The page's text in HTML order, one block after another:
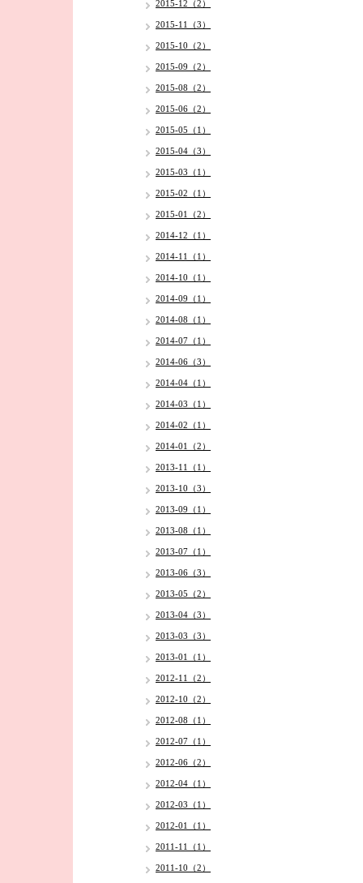
2015-12（2）
2015-11（3）
2015-10（2）
2015-09（2）
2015-08（2）
2015-06（2）
2015-05（1）
2015-04（3）
2015-03（1）
2015-02（1）
2015-01（2）
2014-12（1）
2014-11（1）
2014-10（1）
2014-09（1）
2014-08（1）
2014-07（1）
2014-06（3）
2014-04（1）
2014-03（1）
2014-02（1）
2014-01（2）
2013-11（1）
2013-10（3）
2013-09（1）
2013-08（1）
2013-07（1）
2013-06（3）
2013-05（2）
2013-04（3）
2013-03（3）
2013-01（1）
2012-11（2）
2012-10（2）
2012-08（1）
2012-07（1）
2012-06（2）
2012-04（1）
2012-03（1）
2012-01（1）
2011-11（1）
2011-10（2）